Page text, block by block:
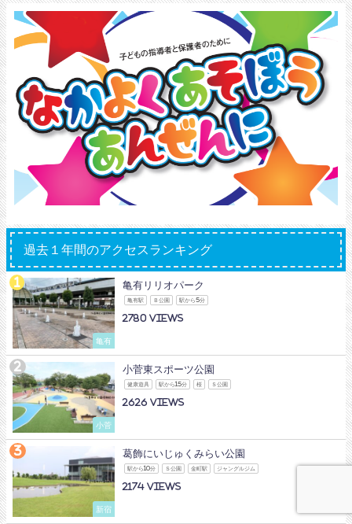
過去１年間のアクセスランキング
亀有
亀有リリオパーク
亀有駅 Ｂ公園 駅から5分
2780
小菅
小菅東スポーツ公園
健康遊具 駅から15分 桜 Ｓ公園
2626
新宿
葛飾にいじゅくみらい公園
駅から10分 Ｓ公園 金町駅 ジャングルジム
2174